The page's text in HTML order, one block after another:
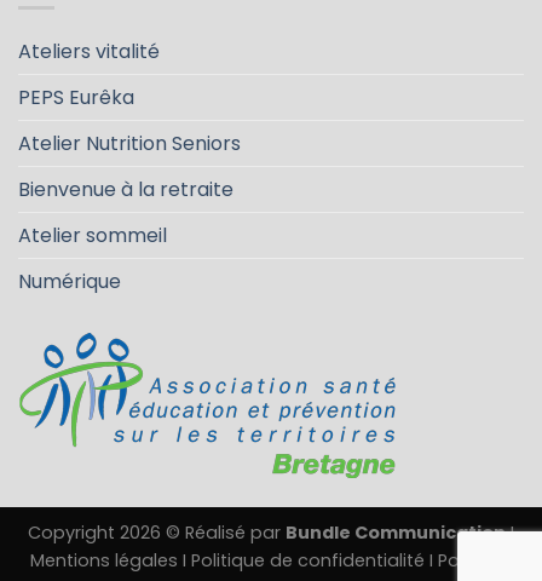
Ateliers vitalité
PEPS Eurêka
Atelier Nutrition Seniors
Bienvenue à la retraite
Atelier sommeil
Numérique
Copyright 2026 © Réalisé par Bundle CommunicationI
Mentions légales I Politique de confidentialité I Politique